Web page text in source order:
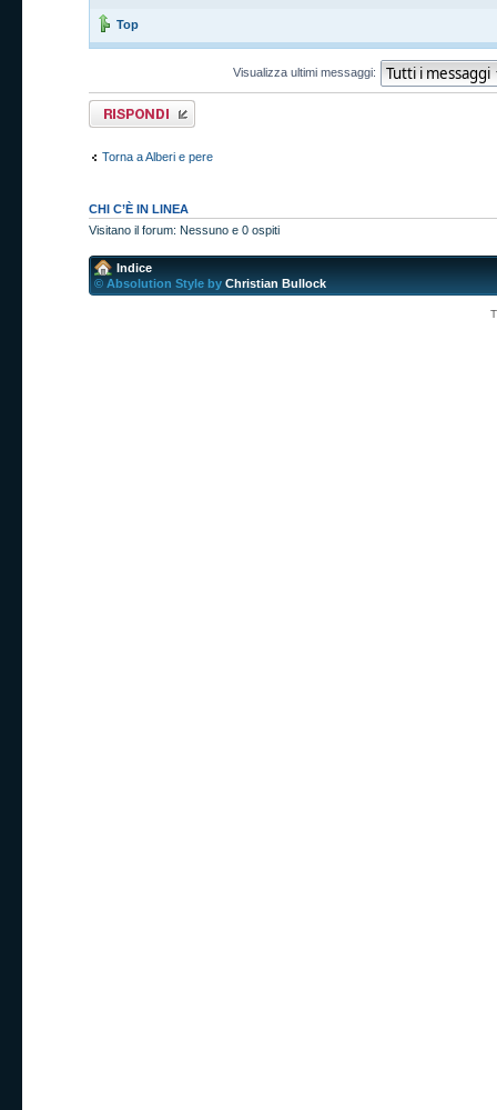
Top
Visualizza ultimi messaggi:
Rispondi al
messaggio
Torna a Alberi e pere
CHI C’È IN LINEA
Visitano il forum: Nessuno e 0 ospiti
Indice
© Absolution Style by Christian Bullock